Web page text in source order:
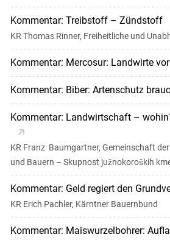
Kommentar: Treibstoff – Zündstoff
KR Thomas Rinner, Freiheitliche und
Kommentar: Mercosur: Landwirte
Kommentar: Biber: Artenschutz
Kommentar: Landwirtschaft –
KR Franz Baumgartner, Gemeinschaft
und Bauern – Skupnost južnokoroških
Kommentar: Geld regiert den
KR Erich Pachler, Kärntner Bauernbund
Kommentar: Maiswurzelbohrer: